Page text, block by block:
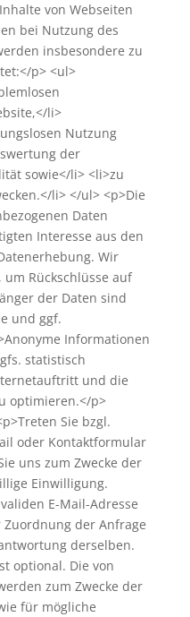
von Webseiten
bei Nutzung des
insbesondere zu
p> <ul>
li>
Nutzung
der
sowie</li> <li>zu
li> </ul> <p>Die
Daten
Interesse aus den
Wir
Rückschlüsse auf
der Daten sind
und ggf.
Informationen
statistisch
und die
optimieren.</p>
Sie bzgl.
oder Kontaktformular
uns zum Zwecke der
Einwilligung.
E-Mail-Adresse
der Anfrage
derselben.
optional. Die von
zum Zwecke der
für mögliche